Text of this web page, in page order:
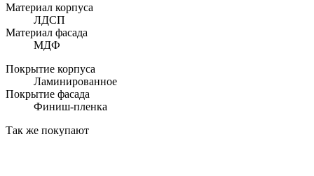
Материал корпуса
ЛДСП
Материал фасада
МДФ
Покрытие корпуса
Ламинированное
Покрытие фасада
Финиш-пленка
Так же покупают